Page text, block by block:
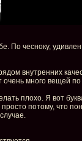
По чесноку,
внутренних
много вещей
плохо. Я вот
потому, что